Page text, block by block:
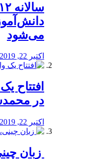
می‌شود
اکتبر 22, 2019
افتتاح
در
اکتبر 22, 2019
زبان